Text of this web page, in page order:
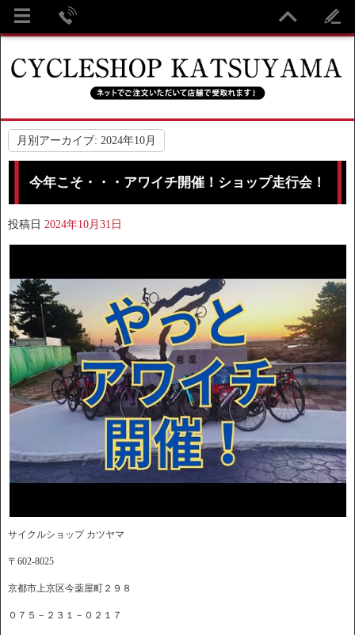
月別アーカイブ: 2024年10月
今年こそ・・・アワイチ開催！ショップ走行会！
投稿日 2024年10月31日
サイクルショップ カツヤマ
〒602-8025
京都市上京区今薬屋町２９８
０７５－２３１－０２１７